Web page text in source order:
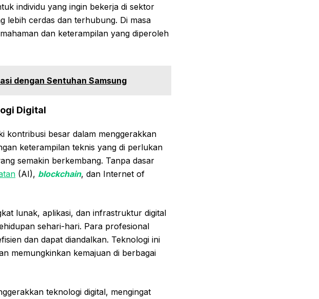
individu yang ingin bekerja di sektor
lebih cerdas dan terhubung. Di masa
dan keterampilan yang diperoleh
dengan Sentuhan Samsung
Digital
kontribusi besar dalam menggerakkan
keterampilan teknis yang di perlukan
semakin berkembang. Tanpa dasar
(AI), blockchain, dan Internet of
lunak, aplikasi, dan infrastruktur digital
sehari-hari. Para profesional
dan dapat diandalkan. Teknologi ini
memungkinkan kemajuan di berbagai
teknologi digital, mengingat